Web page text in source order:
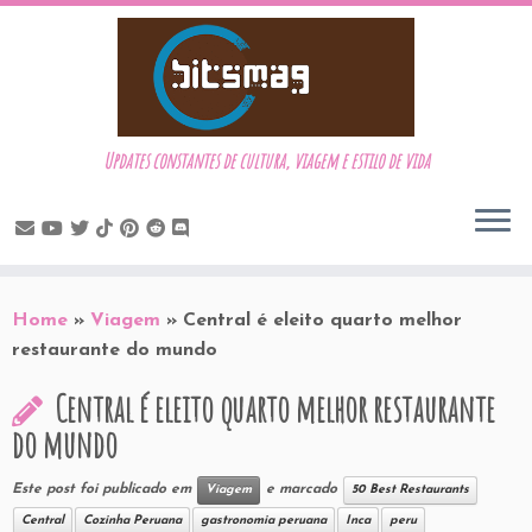
to
content
Updates constantes de cultura, viagem e estilo de vida
Home » Viagem » Central é eleito quarto melhor
restaurante do mundo
Central é eleito quarto melhor restaurante
do mundo
Este post foi publicado em Viagem e marcado 50 Best Restaurants
Central Cozinha Peruana gastronomia peruana Inca peru